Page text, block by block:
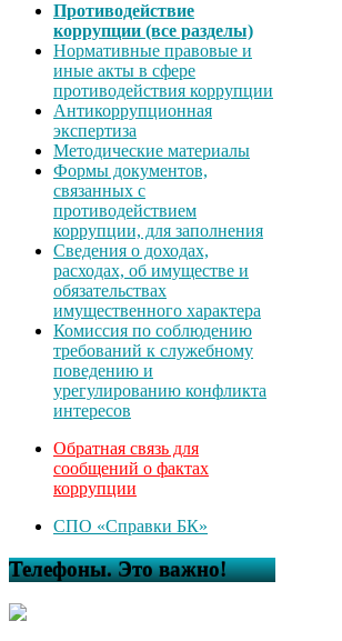
Противодействие
коррупции (все разделы)
Нормативные правовые и
иные акты в сфере
противодействия коррупции
Антикоррупционная
экспертиза
Методические материалы
Формы документов,
связанных с
противодействием
коррупции, для заполнения
Сведения о доходах,
расходах, об имуществе и
обязательствах
имущественного характера
Комиссия по соблюдению
требований к служебному
поведению и
урегулированию конфликта
интересов
Обратная связь для
сообщений о фактах
коррупции
СПО «Справки БК»
Телефоны. Это важно!